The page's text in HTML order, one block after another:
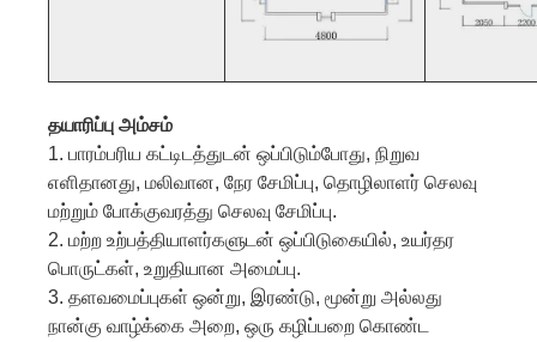
தயாரிப்பு அம்சம்
1. பாரம்பரிய கட்டிடத்துடன் ஒப்பிடும்போது, ​​நிறுவ
எளிதானது, மலிவான, நேர சேமிப்பு, தொழிலாளர் செலவு
மற்றும் போக்குவரத்து செலவு சேமிப்பு.
2. மற்ற உற்பத்தியாளர்களுடன் ஒப்பிடுகையில், உயர்தர
பொருட்கள், உறுதியான அமைப்பு.
3. தளவமைப்புகள் ஒன்று, இரண்டு, மூன்று அல்லது
நான்கு வாழ்க்கை அறை, ஒரு கழிப்பறை கொண்ட